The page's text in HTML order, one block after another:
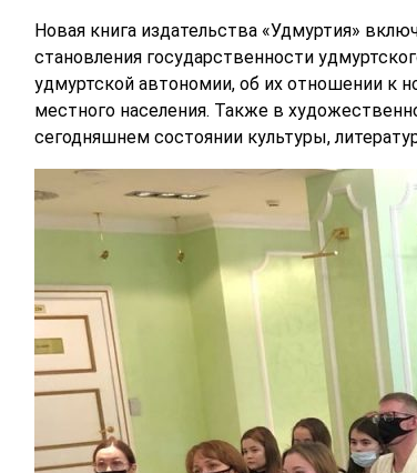
Новая книга издательства «Удмуртия»
становления государственности
удмуртской автономии, об их отношении к
местного населения. Также в
сегодняшнем состоянии культуры,